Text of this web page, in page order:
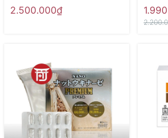
NICHIEI BUSSAN 180 Viên -
Hàng Nhật chính hãng
2.500.000₫
Hàng